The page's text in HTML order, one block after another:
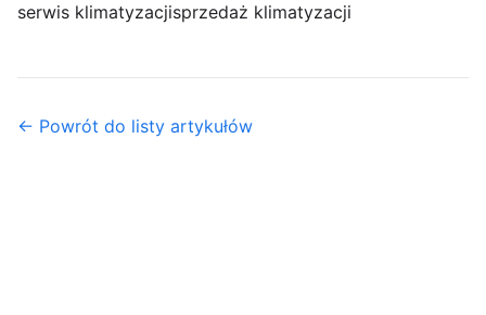
serwis klimatyzacjisprzedaż klimatyzacji
← Powrót do listy artykułów